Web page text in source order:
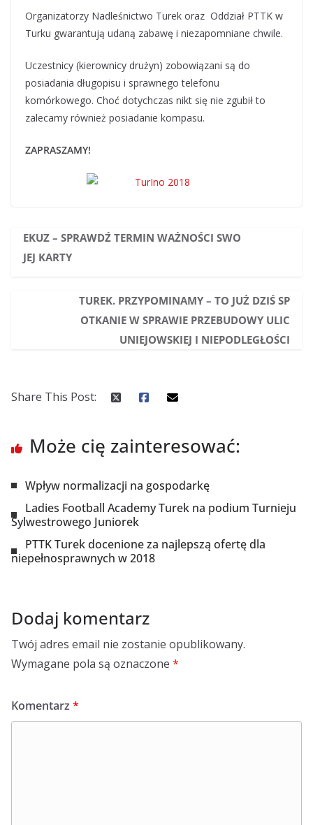
Organizatorzy Nadleśnictwo Turek oraz Oddział PTTK w
Turku gwarantują udaną zabawę i niezapomniane chwile.
Uczestnicy (kierownicy drużyn) zobowiązani są do
posiadania długopisu i sprawnego telefonu
komórkowego. Choć dotychczas nikt się nie zgubił to
zalecamy również posiadanie kompasu.
ZAPRASZAMY!
EKUZ – SPRAWDŹ TERMIN WAŻNOŚCI SWO
JEJ KARTY
TUREK. PRZYPOMINAMY – TO JUŻ DZIŚ SP
OTKANIE W SPRAWIE PRZEBUDOWY ULIC
UNIEJOWSKIEJ I NIEPODLEGŁOŚCI
Share This Post:
Może cię zainteresować:
Wpływ normalizacji na gospodarkę
Ladies Football Academy Turek na podium Turnieju
Sylwestrowego Juniorek
PTTK Turek docenione za najlepszą ofertę dla
niepełnosprawnych w 2018
Dodaj komentarz
Twój adres email nie zostanie opublikowany.
Wymagane pola są oznaczone *
Komentarz *